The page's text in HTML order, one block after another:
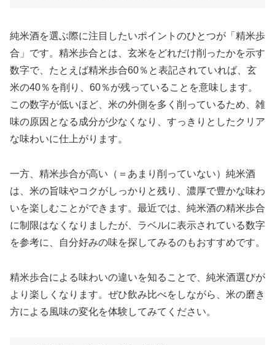
純米酒を選ぶ際に注目したいポイントのひとつが「精米歩
合」です。精米歩合とは、玄米をどれだけ削ったかを示す
数字で、たとえば精米歩合60％と表記されていれば、玄
米の40％を削り、60％が残っていることを意味します。
この数字が低いほど、米の外側を多く削っているため、雑
味の原因となる成分が少なくなり、すっきりとしたクリア
な味わいに仕上がります。
一方、精米歩合が高い（＝あまり削っていない）純米酒
は、米の旨味やコクがしっかりと残り、濃厚で豊かな味わ
いを楽しむことができます。最近では、純米酒の精米歩合
に制限はなくなりましたが、ラベルに表示されている数字
を参考に、自分好みの味を探してみるのもおすすめです。
精米歩合による味わいの違いを知ることで、純米酒選びが
より楽しくなります。ぜひ飲み比べをしながら、米の磨き
方による風味の変化を体験してみてください。